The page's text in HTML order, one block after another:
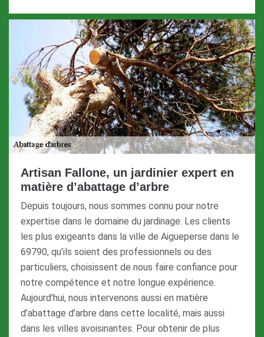
Artisan Fallone, un jardinier expert en
matière d’abattage d’arbre
Depuis toujours, nous sommes connu pour notre
expertise dans le domaine du jardinage. Les clients
les plus exigeants dans la ville de Aigueperse dans le
69790, qu’ils soient des professionnels ou des
particuliers, choisissent de nous faire confiance pour
notre compétence et notre longue expérience.
Aujourd’hui, nous intervenons aussi en matière
d’abattage d’arbre dans cette localité, mais aussi
dans les villes avoisinantes. Pour obtenir de plus